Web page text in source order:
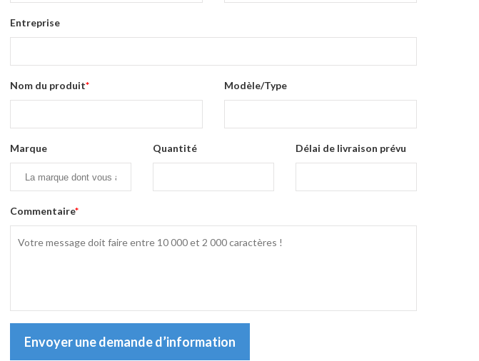
Entreprise
Nom du produit* Modèle/Type
Marque Quantité Délai de livraison prévu
Commentaire*
Envoyer une demande d’information